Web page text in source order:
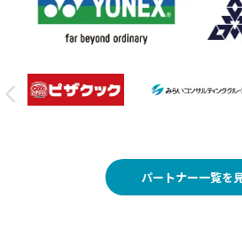
パートナー一覧を